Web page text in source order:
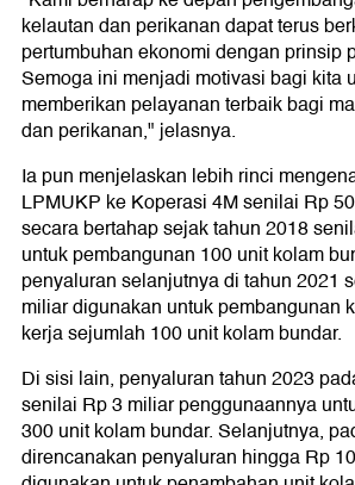
kelautan dan perikanan dapat terus
pertumbuhan ekonomi dengan prinsip
Semoga ini menjadi motivasi bagi kita
memberikan pelayanan terbaik bagi
dan perikanan," jelasnya.
Ia pun menjelaskan lebih rinci
LPMUKP ke Koperasi 4M senilai Rp
secara bertahap sejak tahun 2018
untuk pembangunan 100 unit kolam
penyaluran selanjutnya di tahun 2021
miliar digunakan untuk pembangunan
kerja sejumlah 100 unit kolam bundar.
Di sisi lain, penyaluran tahun 2023
senilai Rp 3 miliar penggunaannya
300 unit kolam bundar. Selanjutnya,
direncanakan penyaluran hingga Rp